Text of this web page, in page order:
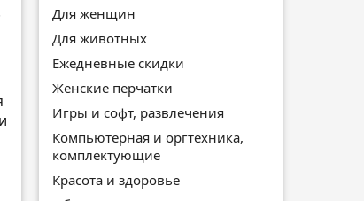
Для женщин
Для животных
Ежедневные скидки
Женские перчатки
Игры и софт, развлечения
Компьютерная и оргтехника,
комплектующие
Красота и здоровье